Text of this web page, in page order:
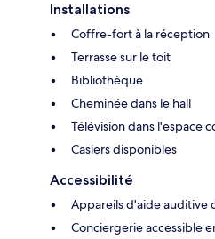
Installations
Coffre-fort à la réception
Terrasse sur le toit
Bibliothèque
Cheminée dans le hall
Télévision dans l'espace
Casiers disponibles
Accessibilité
Appareils d'aide auditive
Conciergerie accessible